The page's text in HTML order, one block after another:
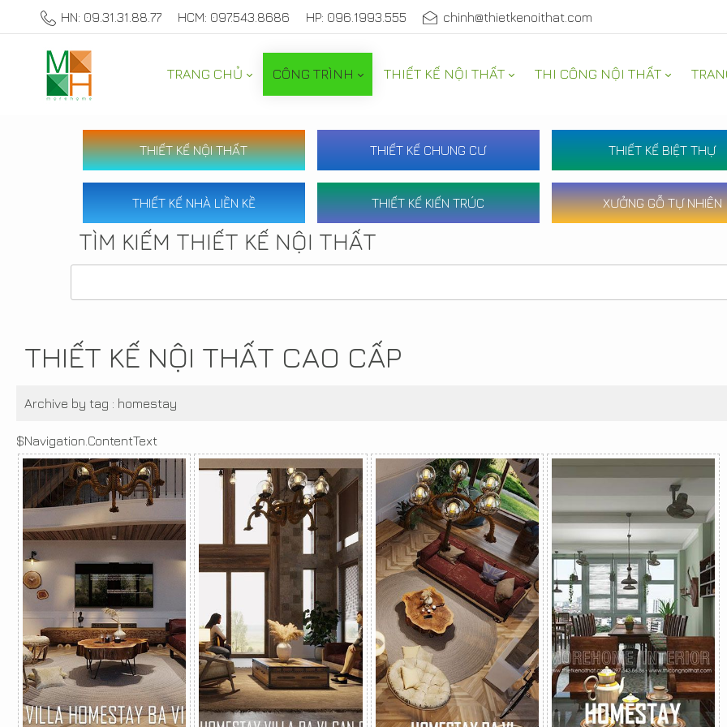
HN: 09.31.31.88.77 HCM: 097.543.8686 HP: 096.1993.555 chinh@thietkenoithat.com
TRANG CHỦ CÔNG TRÌNH THIẾT KẾ NỘI THẤT THI CÔNG NỘI THẤT
THIẾT KẾ NỘI THẤT THIẾT KẾ CHUNG CƯ THIẾT KẾ BIỆT THỰ
THIẾT KẾ NHÀ LIỀN KỀ THIẾT KẾ KIẾN TRÚC XƯỞNG GỖ TỰ NHIÊN
TÌM KIẾM THIẾT KẾ NỘI THẤT
THIẾT KẾ NỘI THẤT CAO CẤP
Archive by tag : homestay
$Navigation.ContentText